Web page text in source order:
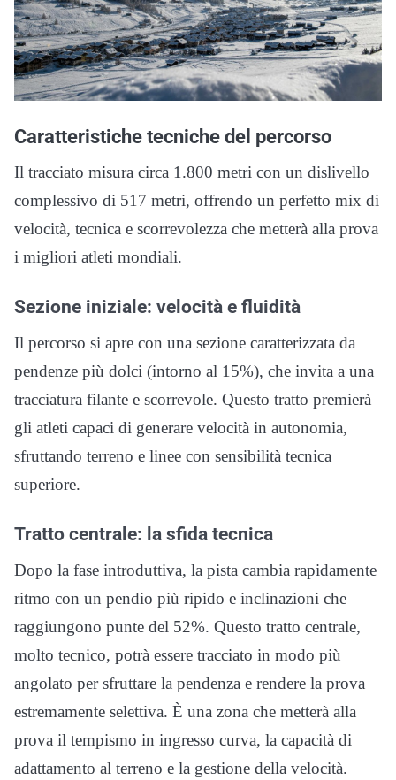
Caratteristiche tecniche del percorso
Il tracciato misura circa 1.800 metri con un dislivello
complessivo di 517 metri, offrendo un perfetto mix di
velocità, tecnica e scorrevolezza che metterà alla prova
i migliori atleti mondiali.
Sezione iniziale: velocità e fluidità
Il percorso si apre con una sezione caratterizzata da
pendenze più dolci (intorno al 15%), che invita a una
tracciatura filante e scorrevole. Questo tratto premierà
gli atleti capaci di generare velocità in autonomia,
sfruttando terreno e linee con sensibilità tecnica
superiore.
Tratto centrale: la sfida tecnica
Dopo la fase introduttiva, la pista cambia rapidamente
ritmo con un pendio più ripido e inclinazioni che
raggiungono punte del 52%. Questo tratto centrale,
molto tecnico, potrà essere tracciato in modo più
angolato per sfruttare la pendenza e rendere la prova
estremamente selettiva. È una zona che metterà alla
prova il tempismo in ingresso curva, la capacità di
adattamento al terreno e la gestione della velocità.